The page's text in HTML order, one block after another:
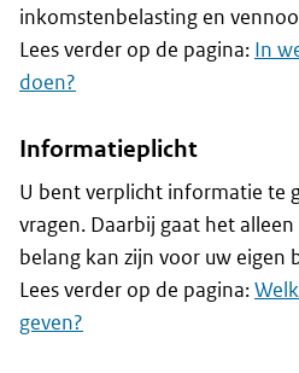
inkomstenbelasting en
Lees verder op de pagina: In
doen?
Informatieplicht
U bent verplicht informatie te
vragen. Daarbij gaat het
belang kan zijn voor uw eigen
Lees verder op de pagina:
geven?